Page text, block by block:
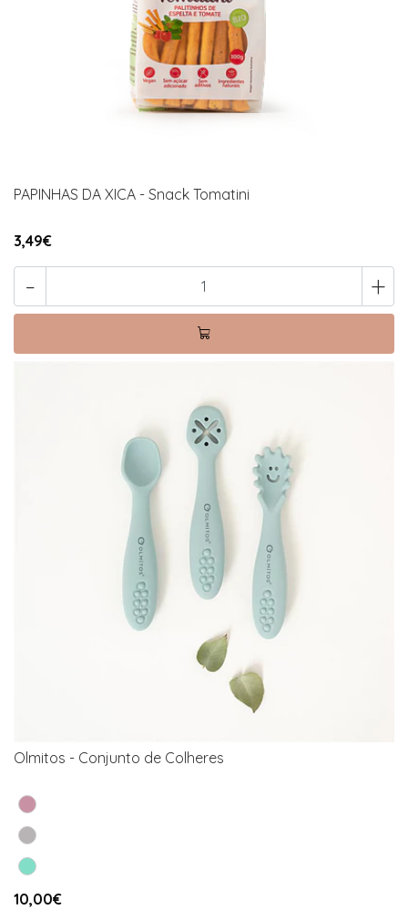
PAPINHAS DA XICA - Snack Tomatini
3,49€
- +
Olmitos - Conjunto de Colheres
10,00€